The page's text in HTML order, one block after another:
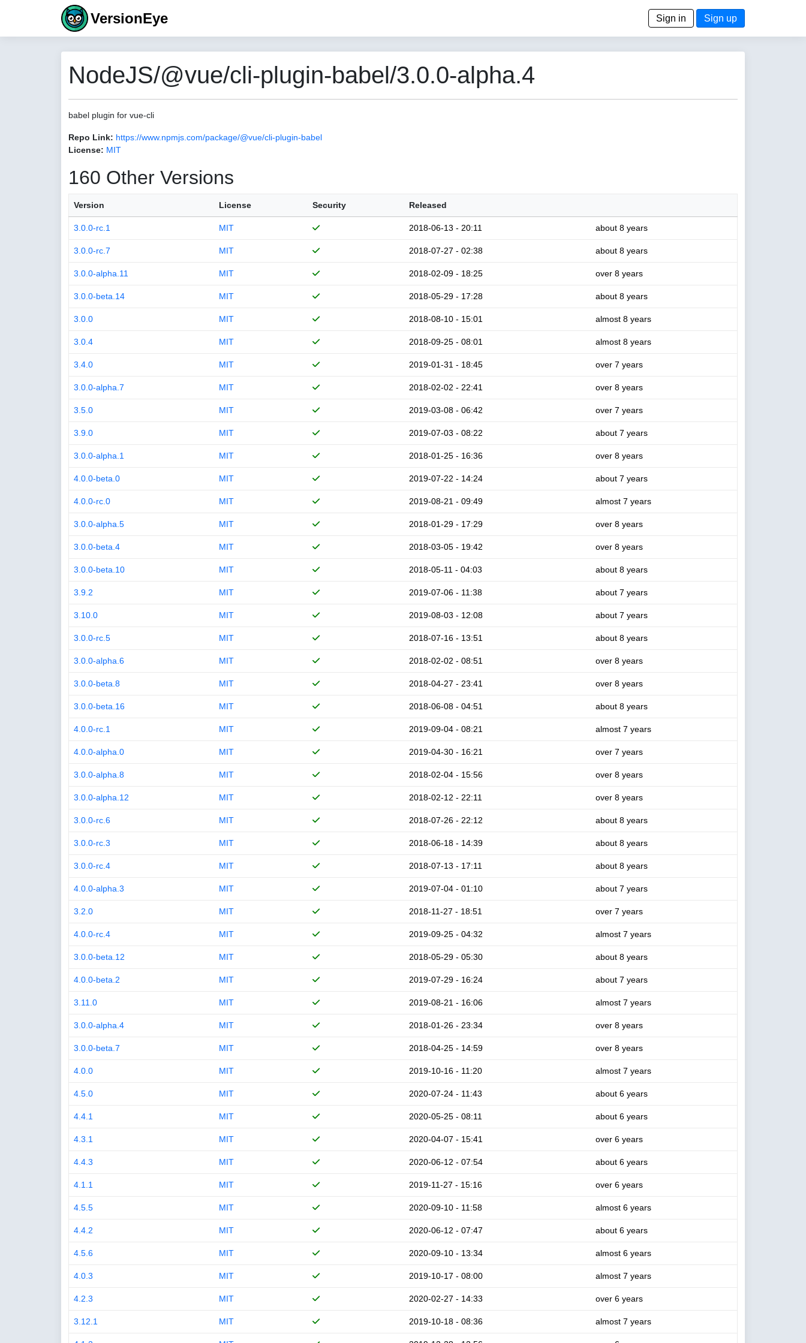
VersionEye Sign in Sign up
NodeJS/@vue/cli-plugin-babel/3.0.0-alpha.4
babel plugin for vue-cli
Repo Link: https://www.npmjs.com/package/@vue/cli-plugin-babel
License: MIT
160 Other Versions
Version License Security Released
3.0.0-rc.1 MIT 2018-06-13 - 20:11 about 8 years
3.0.0-rc.7 MIT 2018-07-27 - 02:38 about 8 years
3.0.0-alpha.11 MIT 2018-02-09 - 18:25 over 8 years
3.0.0-beta.14 MIT 2018-05-29 - 17:28 about 8 years
3.0.0 MIT 2018-08-10 - 15:01 almost 8 years
3.0.4 MIT 2018-09-25 - 08:01 almost 8 years
3.4.0 MIT 2019-01-31 - 18:45 over 7 years
3.0.0-alpha.7 MIT 2018-02-02 - 22:41 over 8 years
3.5.0 MIT 2019-03-08 - 06:42 over 7 years
3.9.0 MIT 2019-07-03 - 08:22 about 7 years
3.0.0-alpha.1 MIT 2018-01-25 - 16:36 over 8 years
4.0.0-beta.0 MIT 2019-07-22 - 14:24 about 7 years
4.0.0-rc.0 MIT 2019-08-21 - 09:49 almost 7 years
3.0.0-alpha.5 MIT 2018-01-29 - 17:29 over 8 years
3.0.0-beta.4 MIT 2018-03-05 - 19:42 over 8 years
3.0.0-beta.10 MIT 2018-05-11 - 04:03 about 8 years
3.9.2 MIT 2019-07-06 - 11:38 about 7 years
3.10.0 MIT 2019-08-03 - 12:08 about 7 years
3.0.0-rc.5 MIT 2018-07-16 - 13:51 about 8 years
3.0.0-alpha.6 MIT 2018-02-02 - 08:51 over 8 years
3.0.0-beta.8 MIT 2018-04-27 - 23:41 over 8 years
3.0.0-beta.16 MIT 2018-06-08 - 04:51 about 8 years
4.0.0-rc.1 MIT 2019-09-04 - 08:21 almost 7 years
4.0.0-alpha.0 MIT 2019-04-30 - 16:21 over 7 years
3.0.0-alpha.8 MIT 2018-02-04 - 15:56 over 8 years
3.0.0-alpha.12 MIT 2018-02-12 - 22:11 over 8 years
3.0.0-rc.6 MIT 2018-07-26 - 22:12 about 8 years
3.0.0-rc.3 MIT 2018-06-18 - 14:39 about 8 years
3.0.0-rc.4 MIT 2018-07-13 - 17:11 about 8 years
4.0.0-alpha.3 MIT 2019-07-04 - 01:10 about 7 years
3.2.0 MIT 2018-11-27 - 18:51 over 7 years
4.0.0-rc.4 MIT 2019-09-25 - 04:32 almost 7 years
3.0.0-beta.12 MIT 2018-05-29 - 05:30 about 8 years
4.0.0-beta.2 MIT 2019-07-29 - 16:24 about 7 years
3.11.0 MIT 2019-08-21 - 16:06 almost 7 years
3.0.0-alpha.4 MIT 2018-01-26 - 23:34 over 8 years
3.0.0-beta.7 MIT 2018-04-25 - 14:59 over 8 years
4.0.0 MIT 2019-10-16 - 11:20 almost 7 years
4.5.0 MIT 2020-07-24 - 11:43 about 6 years
4.4.1 MIT 2020-05-25 - 08:11 about 6 years
4.3.1 MIT 2020-04-07 - 15:41 over 6 years
4.4.3 MIT 2020-06-12 - 07:54 about 6 years
4.1.1 MIT 2019-11-27 - 15:16 over 6 years
4.5.5 MIT 2020-09-10 - 11:58 almost 6 years
4.4.2 MIT 2020-06-12 - 07:47 about 6 years
4.5.6 MIT 2020-09-10 - 13:34 almost 6 years
4.0.3 MIT 2019-10-17 - 08:00 almost 7 years
4.2.3 MIT 2020-02-27 - 14:33 over 6 years
3.12.1 MIT 2019-10-18 - 08:36 almost 7 years